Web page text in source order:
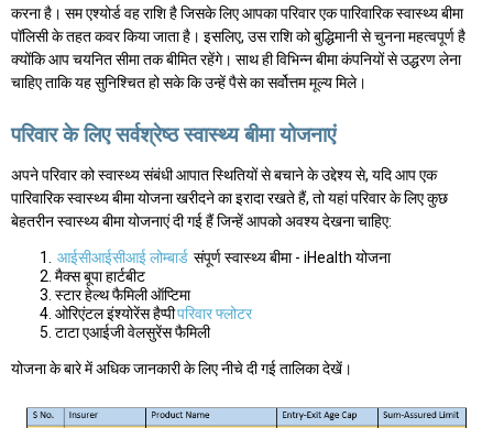
करना है। सम एश्योर्ड वह राशि है जिसके लिए आपका परिवार एक पारिवारिक स्वास्थ्य बीमा
पॉलिसी के तहत कवर किया जाता है। इसलिए, उस राशि को बुद्धिमानी से चुनना महत्वपूर्ण है
क्योंकि आप चयनित सीमा तक बीमित रहेंगे। साथ ही विभिन्न बीमा कंपनियों से उद्धरण लेना
चाहिए ताकि यह सुनिश्चित हो सके कि उन्हें पैसे का सर्वोत्तम मूल्य मिले।
परिवार के लिए सर्वश्रेष्ठ स्वास्थ्य बीमा योजनाएं
अपने परिवार को स्वास्थ्य संबंधी आपात स्थितियों से बचाने के उद्देश्य से, यदि आप एक
पारिवारिक स्वास्थ्य बीमा योजना खरीदने का इरादा रखते हैं, तो यहां परिवार के लिए कुछ
बेहतरीन स्वास्थ्य बीमा योजनाएं दी गई हैं जिन्हें आपको अवश्य देखना चाहिए:
आईसीआईसीआई लोम्बार्ड संपूर्ण स्वास्थ्य बीमा - iHealth योजना
मैक्स बूपा हार्टबीट
स्टार हेल्थ फैमिली ऑप्टिमा
ओरिएंटल इंश्योरेंस हैप्पीपरिवार फ्लोटर
टाटा एआईजी वेलसुरेंस फैमिली
योजना के बारे में अधिक जानकारी के लिए नीचे दी गई तालिका देखें।